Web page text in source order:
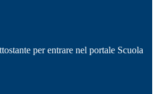
per entrare nel portale Scuola